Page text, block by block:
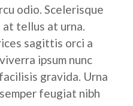
odio. Scelerisque
at tellus at urna.
sagittis orci a
ipsum nunc
gravida. Urna
feugiat nibh